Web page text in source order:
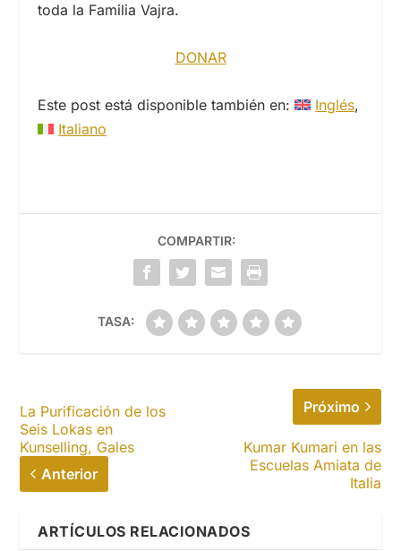
toda la Familia Vajra.
DONAR
Este post está disponible también en:
Inglés
Italiano
COMPARTIR:
TASA:
La Purificación de los
Seis Lokas en
Kunselling, Gales
Anterior
Próximo
Kumar Kumari en las
Escuelas Amiata de
Italia
ARTÍCULOS RELACIONADOS